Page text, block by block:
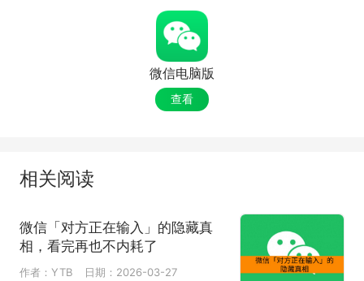
微信电脑版
查看
相关阅读
微信「对方正在输入」的隐藏真
相，看完再也不内耗了
作者：YTB 日期：2026-03-27